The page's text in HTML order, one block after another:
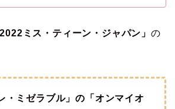
2022ミス・ティーン・ジャパン」の
・ミゼラブル」の「オンマイオ